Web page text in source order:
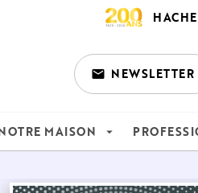
email NEWSLETTER
MAISON arrow_drop_down